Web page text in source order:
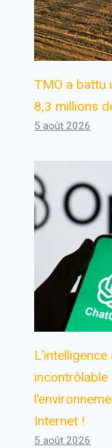
TMO a battu
8,3 millions
5 août 2026
incontrôlable
Internet !
5 août 2026